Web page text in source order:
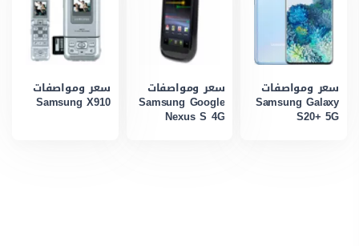
سعر ومواصفات
Samsung Galaxy
S20+ 5G
سعر ومواصفات
Samsung Google
Nexus S 4G
سعر ومواصفات
Samsung X910